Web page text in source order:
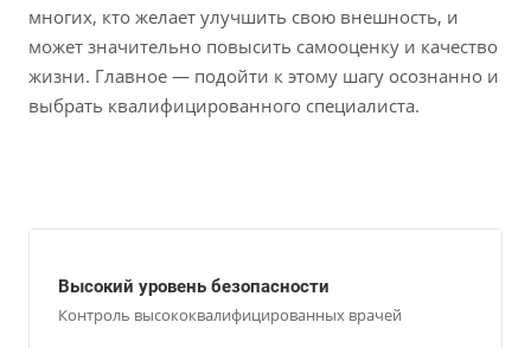
многих, кто желает улучшить свою внешность, и
может значительно повысить самооценку и качество
жизни. Главное — подойти к этому шагу осознанно и
выбрать квалифицированного специалиста.
Высокий уровень безопасности
Контроль высококвалифицированных врачей